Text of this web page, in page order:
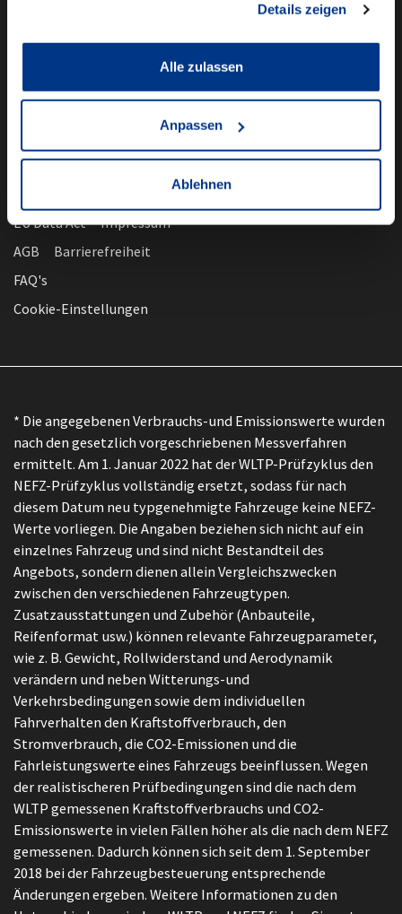
Details zeigen
Alle zulassen
Anpassen
Ablehnen
News & Events
Ausbildung
EU Data Act
Impressum
AGB
Barrierefreiheit
FAQ's
Cookie-Einstellungen
* Die angegebenen Verbrauchs-und Emissionswerte wurden
nach den gesetzlich vorgeschriebenen Messverfahren
ermittelt. Am 1. Januar 2022 hat der WLTP-Prüfzyklus den
NEFZ-Prüfzyklus vollständig ersetzt, sodass für nach
diesem Datum neu typgenehmigte Fahrzeuge keine NEFZ-
Werte vorliegen. Die Angaben beziehen sich nicht auf ein
einzelnes Fahrzeug und sind nicht Bestandteil des
Angebots, sondern dienen allein Vergleichszwecken
zwischen den verschiedenen Fahrzeugtypen.
Zusatzausstattungen und Zubehör (Anbauteile,
Reifenformat usw.) können relevante Fahrzeugparameter,
wie z. B. Gewicht, Rollwiderstand und Aerodynamik
verändern und neben Witterungs-und
Verkehrsbedingungen sowie dem individuellen
Fahrverhalten den Kraftstoffverbrauch, den
Stromverbrauch, die CO2-Emissionen und die
Fahrleistungswerte eines Fahrzeugs beeinflussen. Wegen
der realistischeren Prüfbedingungen sind die nach dem
WLTP gemessenen Kraftstoffverbrauchs und CO2-
Emissionswerte in vielen Fällen höher als die nach dem NEFZ
gemessenen. Dadurch können sich seit dem 1. September
2018 bei der Fahrzeugbesteuerung entsprechende
Änderungen ergeben. Weitere Informationen zu den